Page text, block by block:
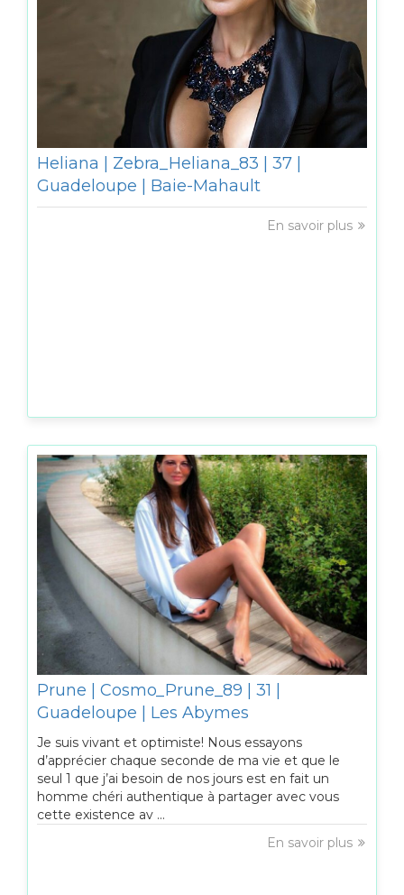
Heliana | Zebra_Heliana_83 | 37 |
Guadeloupe | Baie-Mahault
En savoir plus
Prune | Cosmo_Prune_89 | 31 |
Guadeloupe | Les Abymes
Je suis vivant et optimiste! Nous essayons
d’apprécier chaque seconde de ma vie et que le
seul 1 que j’ai besoin de nos jours est en fait un
homme chéri authentique à partager avec vous
cette existence av ...
En savoir plus